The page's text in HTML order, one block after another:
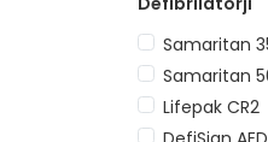
Samaritan
Samaritan
Lifepak CR2